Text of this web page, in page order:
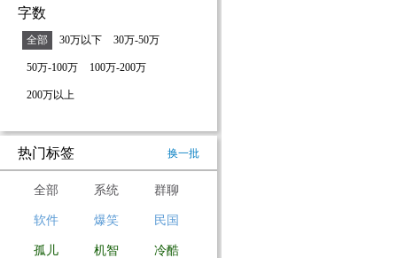
字数
全部 30万以下 30万-50万
50万-100万 100万-200万
200万以上
热门标签 换一批
全部 系统 群聊
软件 爆笑 民国
孤儿 机智 冷酷